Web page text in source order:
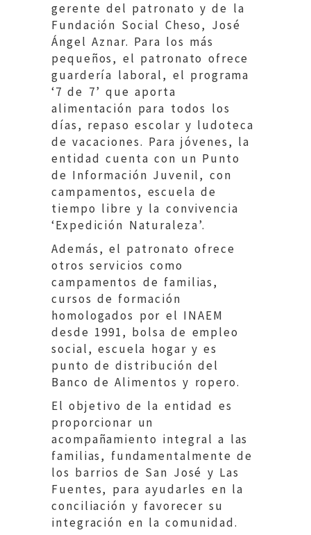
gerente del patronato y de la
Fundación Social Cheso, José
Ángel Aznar. Para los más
pequeños, el patronato ofrece
guardería laboral, el programa
‘7 de 7’ que aporta
alimentación para todos los
días, repaso escolar y ludoteca
de vacaciones. Para jóvenes, la
entidad cuenta con un Punto
de Información Juvenil, con
campamentos, escuela de
tiempo libre y la convivencia
‘Expedición Naturaleza’.
Además, el patronato ofrece
otros servicios como
campamentos de familias,
cursos de formación
homologados por el INAEM
desde 1991, bolsa de empleo
social, escuela hogar y es
punto de distribución del
Banco de Alimentos y ropero.
El objetivo de la entidad es
proporcionar un
acompañamiento integral a las
familias, fundamentalmente de
los barrios de San José y Las
Fuentes, para ayudarles en la
conciliación y favorecer su
integración en la comunidad.